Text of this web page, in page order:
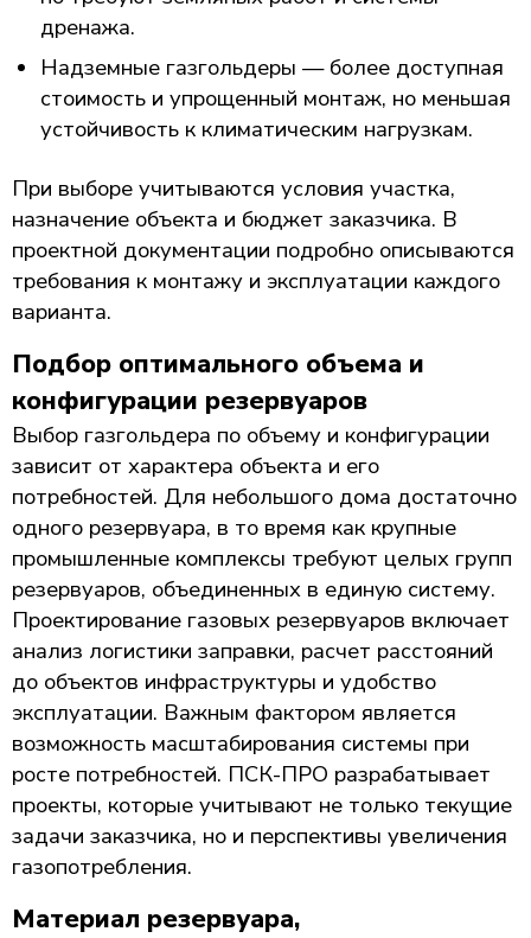
дренажа.
Надземные газгольдеры — более доступная
стоимость и упрощенный монтаж, но меньшая
устойчивость к климатическим нагрузкам.
При выборе учитываются условия участка,
назначение объекта и бюджет заказчика. В
проектной документации подробно описываются
требования к монтажу и эксплуатации каждого
варианта.
Подбор оптимального объема и
конфигурации резервуаров
Выбор газгольдера по объему и конфигурации
зависит от характера объекта и его
потребностей. Для небольшого дома достаточно
одного резервуара, в то время как крупные
промышленные комплексы требуют целых групп
резервуаров, объединенных в единую систему.
Проектирование газовых резервуаров включает
анализ логистики заправки, расчет расстояний
до объектов инфраструктуры и удобство
эксплуатации. Важным фактором является
возможность масштабирования системы при
росте потребностей. ПСК-ПРО разрабатывает
проекты, которые учитывают не только текущие
задачи заказчика, но и перспективы увеличения
газопотребления.
Материал резервуара,